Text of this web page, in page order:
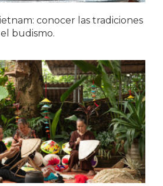
conocer las tradiciones
budismo.